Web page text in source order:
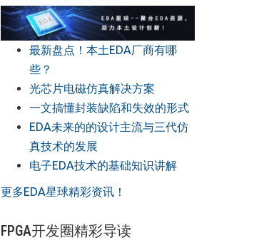
最新盘点！本土EDA厂商有哪
些？
光芯片电磁仿真解决方案
一文搞懂封装缺陷和失效的形式
EDA未来的的设计主流与三代仿
真技术的发展
电子EDA技术的基础知识讲解
更多EDA星球精彩资讯！
FPGA开发圈精彩导读